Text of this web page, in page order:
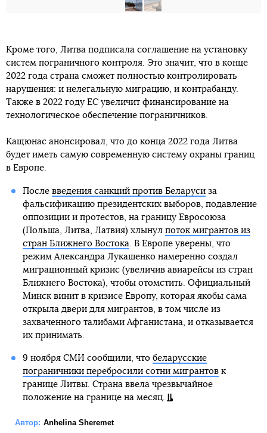
Кроме того, Литва подписала соглашение на установку
систем пограничного контроля. Это значит, что в конце
2022 года страна сможет полностью контролировать
нарушения: и нелегальную миграцию, и контрабанду.
Также в 2022 году ЕС увеличит финансирование на
технологическое обеспечение пограничников.
Кащюнас анонсировал, что до конца 2022 года Литва
будет иметь самую современную систему охраны границ
в Европе.
После введения санкций против Беларусиза
фальсификацию президентских выборов, подавление
оппозиции и протестов, на границу Евросоюза
(Польша, Литва, Латвия) хлынул поток мигрантов из
стран Ближнего Востока. В Европе уверены, что
режим Александра Лукашенко намеренно создал
миграционный кризис (увеличив авиарейсы из стран
Ближнего Востока), чтобы отомстить. Официальный
Минск винит в кризисе Европу, которая якобы сама
открыла двери для мигрантов, в том числе из
захваченного талибами Афганистана, и отказывается
их принимать.
9 ноября СМИ сообщили, что беларусские
пограничники перебросили сотни мигрантовк
границе Литвы. Страна ввела чрезвычайное
положение на границе на месяц.
Автор: Anhelina Sheremet